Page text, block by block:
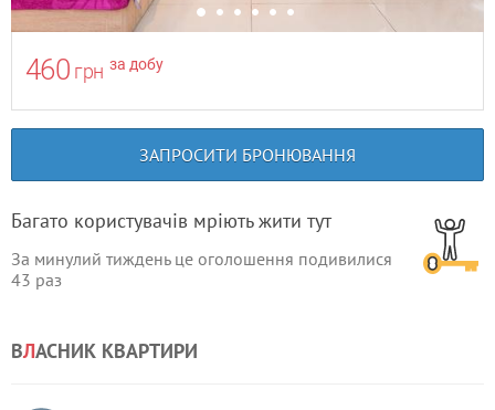
460 грн за добу
ЗАПРОСИТИ БРОНЮВАННЯ
Багато користувачів мріють жити тут
За минулий тиждень це оголошення подивилися
43 раз
ВЛАСНИК КВАРТИРИ